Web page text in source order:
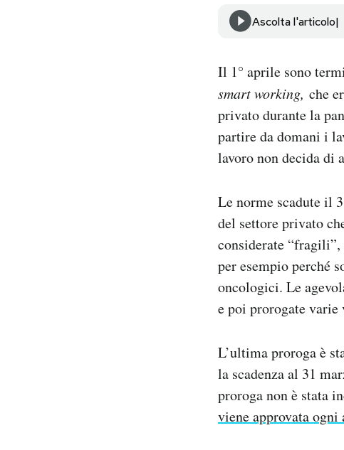
Ascolta l'articolo
Il 1° aprile sono
smart working, che
privato durante la
partire da domani i
lavoro non decida di
Le norme scadute il
del settore privato
considerate
per esempio perché
oncologici. Le
e poi prorogate varie
L’ultima proroga è
la scadenza al 31
proroga non è stata
viene approvata ogni